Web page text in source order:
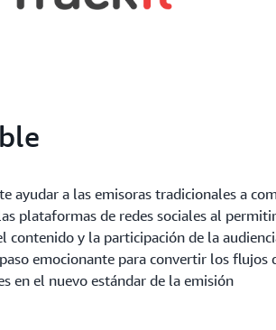
ayudar a las emisoras tradicionales a
plataformas de redes sociales al
contenido y la participación de la
emocionante para convertir los flujos
en el nuevo estándar de la emisión